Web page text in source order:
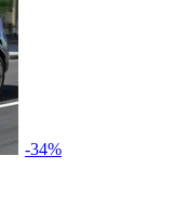
-34%